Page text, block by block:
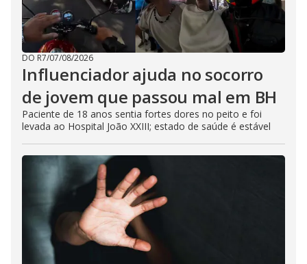
DO R7/07/08/2026
Influenciador ajuda no socorro
de jovem que passou mal em BH
Paciente de 18 anos sentia fortes dores no peito e foi
levada ao Hospital João XXIII; estado de saúde é estável